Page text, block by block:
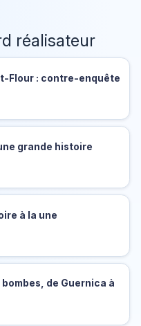
réalisateur
Flour : contre-enquête
grande histoire
à la une
bombes, de Guernica à